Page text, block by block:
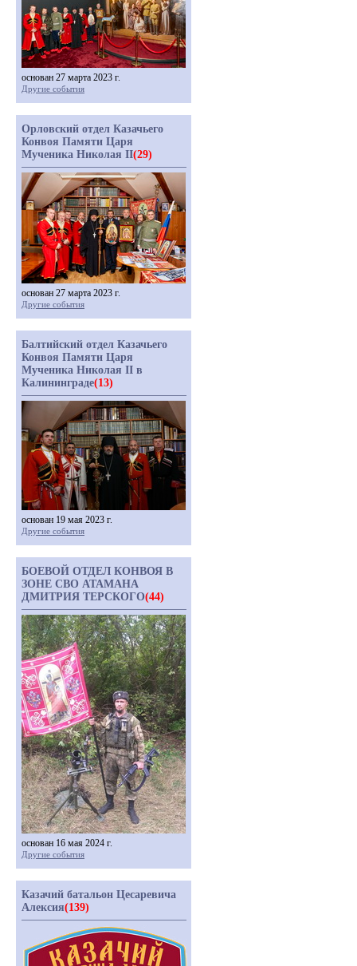
основан 27 марта 2023 г.
Другие события
Орловский отдел Казачьего
Конвоя Памяти Царя
Мученика Николая II(29)
основан 27 марта 2023 г.
Другие события
Балтийский отдел Казачьего
Конвоя Памяти Царя
Мученика Николая II в
Калининграде(13)
основан 19 мая 2023 г.
Другие события
БОЕВОЙ ОТДЕЛ КОНВОЯ В
ЗОНЕ СВО АТАМАНА
ДМИТРИЯ ТЕРСКОГО(44)
основан 16 мая 2024 г.
Другие события
Казачий батальон Цесаревича
Алексия(139)